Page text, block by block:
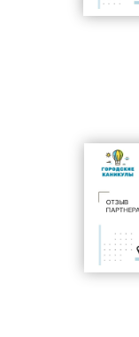
Базы
1)
2)
можно